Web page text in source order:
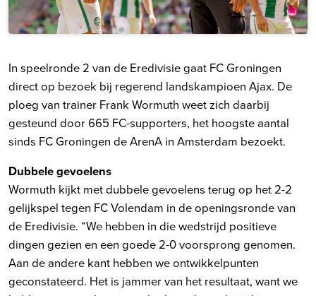
In speelronde 2 van de Eredivisie gaat FC Groningen
direct op bezoek bij regerend landskampioen Ajax. De
ploeg van trainer Frank Wormuth weet zich daarbij
gesteund door 665 FC-supporters, het hoogste aantal
sinds FC Groningen de ArenA in Amsterdam bezoekt.
Dubbele gevoelens
Wormuth kijkt met dubbele gevoelens terug op het 2-2
gelijkspel tegen FC Volendam in de openingsronde van
de Eredivisie. “We hebben in die wedstrijd positieve
dingen gezien en een goede 2-0 voorsprong genomen.
Aan de andere kant hebben we ontwikkelpunten
geconstateerd. Het is jammer van het resultaat, want we